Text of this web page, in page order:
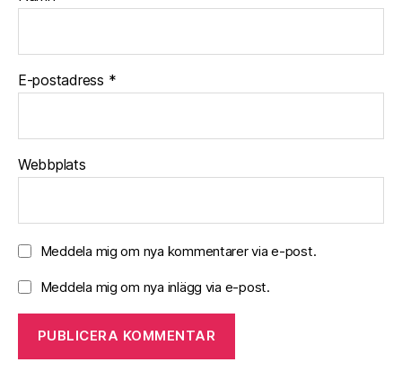
E-postadress *
Webbplats
Meddela mig om nya kommentarer via e-post.
Meddela mig om nya inlägg via e-post.